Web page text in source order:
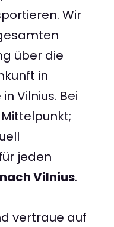
Wir
über die
in
Vilnius. Bei
jeden
Vilnius.
vertraue auf